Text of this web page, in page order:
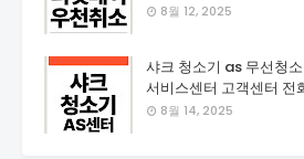
8월 12, 2025
샤크 청소기 as 무선청
서비스센터 고객센터 전
8월 14, 2025